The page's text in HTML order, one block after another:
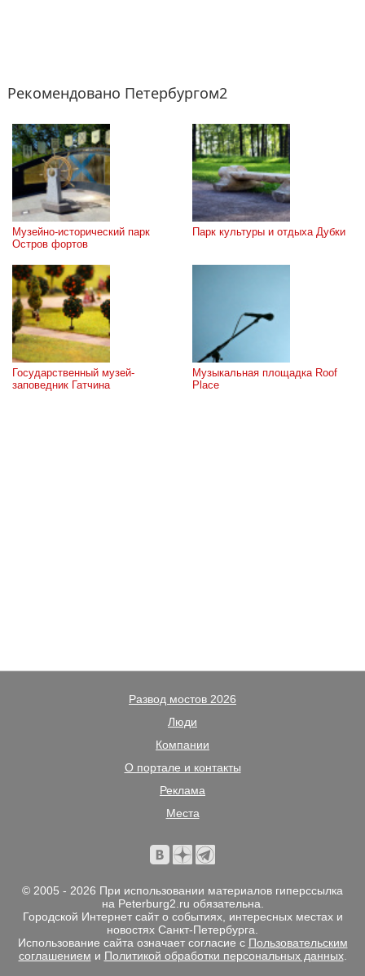
Рекомендовано Петербургом2
Музейно-исторический парк
Остров фортов
Парк культуры и отдыха Дубки
Государственный музей-
заповедник Гатчина
Музыкальная площадка Roof
Place
Развод мостов 2026
Люди
Компании
О портале и контакты
Реклама
Места
© 2005 - 2026 При использовании материалов гиперссылка
на Peterburg2.ru обязательна.
Городской Интернет сайт о событиях, интересных местах и
новостях Санкт-Петербурга.
Использование сайта означает согласие с Пользовательским
соглашением и Политикой обработки персональных данных.